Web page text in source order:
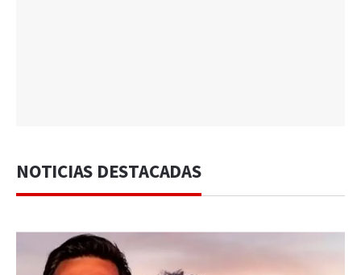
NOTICIAS DESTACADAS